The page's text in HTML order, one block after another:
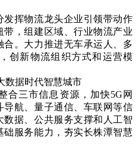
挥物流龙头企业引领带动作
，组建区域、行业物流产业
。大力推进无车承运人、多
创新物流组织方式和运营模
数据时代智慧城市
合三市信息资源，加快5G网
航、量子通信、车联网等信
据、公共服务支撑和人工智
服务能力，夯实长株潭智慧